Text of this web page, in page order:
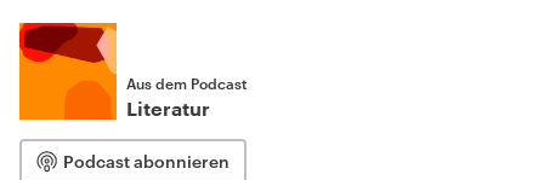
Aus dem Podcast
Literatur
Podcast abonnieren